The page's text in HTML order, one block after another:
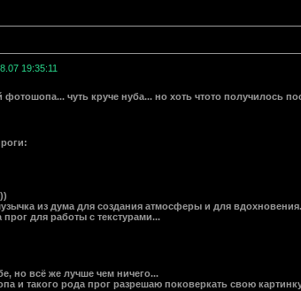
19:35:11
фотошопа... чуть круче нуба... но хоть чтото получилось
из дума для создания атмосферы и для
прог для работы с текстурами...
но всё же лучше чем ничего...
и такого рода прог разрешаю поковеркать свою